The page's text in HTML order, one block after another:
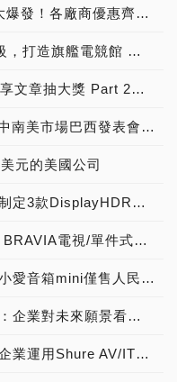
2018台北資訊月開展：3C產品大爆發！各廠商優惠齊放，展期好康活動不斷
PCDIY!電競高峰會 – 網咖再升級，打造旗艦電競館 →2018/11/21活動展開預告！
PCDIY!玩家FB社團 慶開站，分享文章抽大獎 Part 2【已結束】
華碩ZenFone 5全系列手機前進中南美市場巴西發表會盛大舉行，結合最大電信商Vivo及知名卡通漫畫製作公司Mauricio de Souza，打造在地化產品體驗與服務
元的美國公司
VESA協會推出HDR開放標準，制定3款DisplayHDR認證等級400、600、1000，搭配自我測試工具，推動產業進入下世代HDR新境界，現場直擊快報
Sony母親節優惠活動溫馨登場，BRAVIA電視/單件式環繞音響系列，期間限定買就送豐富好禮
一句話體驗未來生活，小米發佈小愛音箱mini僅售人民幣169元
戴爾科技集團公佈全新研究報告：企業對未來願景看法分歧，亞太與日本地區全球企業主管預測人機合作新時代與他們如何預先做好準備
舒爾與進懋簽署合作協定，協助企業運用Shure AV/IT音訊整合方案打造跨國會議系統